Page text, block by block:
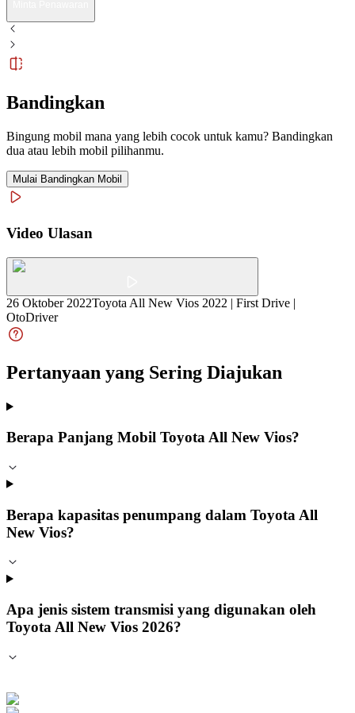
Bandingkan
Bingung mobil mana yang lebih cocok untuk kamu? Bandingkan
dua atau lebih mobil pilihanmu.
Mulai Bandingkan Mobil
Video Ulasan
26 Oktober 2022Toyota All New Vios 2022 | First Drive |
OtoDriver
Pertanyaan yang Sering Diajukan
Berapa Panjang Mobil Toyota All New Vios?
Berapa kapasitas penumpang dalam Toyota All
New Vios?
Apa jenis sistem transmisi yang digunakan oleh
Toyota All New Vios 2026?